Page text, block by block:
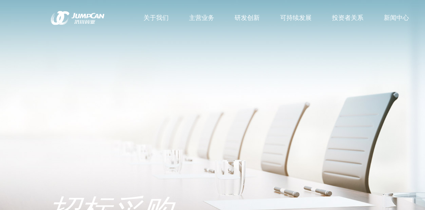
关于我们 主营业务 研发创新 可持续发展 投资者关系 新闻中心